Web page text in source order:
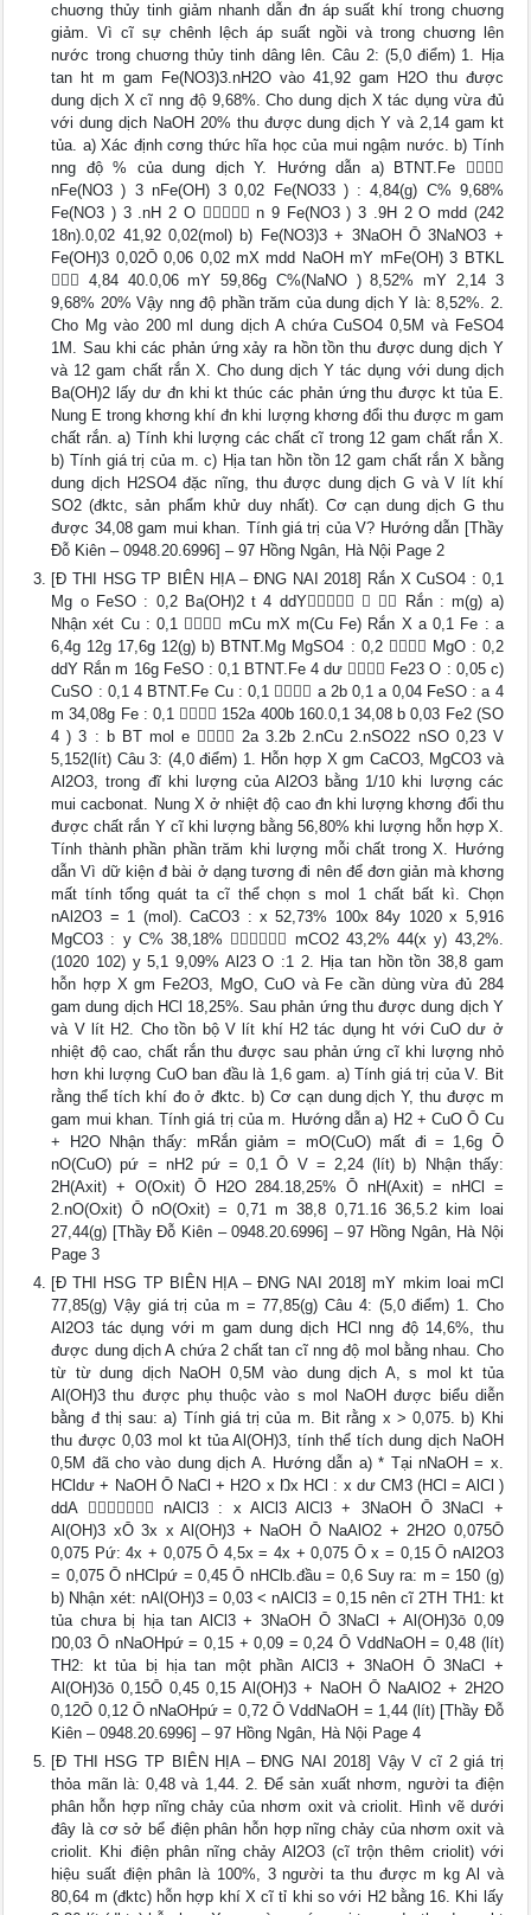
chuơng thủy tinh giảm nhanh dẫn đn áp suất khí trong chuơng
giảm. Vì cĩ sự chênh lệch áp suất ngồi và trong chuơng lên
nước trong chuơng thủy tinh dâng lên. Câu 2: (5,0 điểm) 1. Hịa
tan ht m gam Fe(NO3)3.nH2O vào 41,92 gam H2O thu được
dung dịch X cĩ nng độ 9,68%. Cho dung dịch X tác dụng vừa đủ
với dung dịch NaOH 20% thu được dung dịch Y và 2,14 gam kt
tủa. a) Xác định cơng thức hĩa học của mui ngậm nước. b) Tính
nng độ % của dung dịch Y. Hướng dẫn a) BTNT.Fe 
nFe(NO3 ) 3 nFe(OH) 3 0,02 Fe(NO33 ) : 4,84(g) C% 9,68%
Fe(NO3 ) 3 .nH 2 O  n 9 Fe(NO3 ) 3 .9H 2 O mdd (242
18n).0,02 41,92 0,02(mol) b) Fe(NO3)3 + 3NaOH Ō 3NaNO3 +
Fe(OH)3 0,02Ō 0,06 0,02 mX mdd NaOH mY mFe(OH) 3 BTKL
 4,84 40.0,06 mY 59,86g C%(NaNO ) 8,52% mY 2,14 3
9,68% 20% Vậy nng độ phần trăm của dung dịch Y là: 8,52%. 2.
Cho Mg vào 200 ml dung dịch A chứa CuSO4 0,5M và FeSO4
1M. Sau khi các phản ứng xảy ra hồn tồn thu được dung dịch Y
và 12 gam chất rắn X. Cho dung dịch Y tác dụng với dung dịch
Ba(OH)2 lấy dư đn khi kt thúc các phản ứng thu được kt tủa E.
Nung E trong khơng khí đn khi lượng khơng đổi thu được m gam
chất rắn. a) Tính khi lượng các chất cĩ trong 12 gam chất rắn X.
b) Tính giá trị của m. c) Hịa tan hồn tồn 12 gam chất rắn X bằng
dung dịch H2SO4 đặc nĩng, thu được dung dịch G và V lít khí
SO2 (đktc, sản phẩm khử duy nhất). Cơ cạn dung dịch G thu
được 34,08 gam mui khan. Tính giá trị của V? Hướng dẫn [Thầy
Đỗ Kiên – 0948.20.6996] – 97 Hồng Ngân, Hà Nội Page 2
[Đ THI HSG TP BIÊN HỊA – ĐNG NAI 2018] Rắn X CuSO4 : 0,1
Mg o FeSO : 0,2 Ba(OH)2 t 4 ddY   Rắn : m(g) a)
Nhận xét Cu : 0,1  mCu mX m(Cu Fe) Rắn X a 0,1 Fe : a
6,4g 12g 17,6g 12(g) b) BTNT.Mg MgSO4 : 0,2  MgO : 0,2
ddY Rắn m 16g FeSO : 0,1 BTNT.Fe 4 dư  Fe23 O : 0,05 c)
CuSO : 0,1 4 BTNT.Fe Cu : 0,1  a 2b 0,1 a 0,04 FeSO : a 4
m 34,08g Fe : 0,1  152a 400b 160.0,1 34,08 b 0,03 Fe2 (SO
4 ) 3 : b BT mol e  2a 3.2b 2.nCu 2.nSO22 nSO 0,23 V
5,152(lít) Câu 3: (4,0 điểm) 1. Hỗn hợp X gm CaCO3, MgCO3 và
Al2O3, trong đĩ khi lượng của Al2O3 bằng 1/10 khi lượng các
mui cacbonat. Nung X ở nhiệt độ cao đn khi lượng khơng đổi thu
được chất rắn Y cĩ khi lượng bằng 56,80% khi lượng hỗn hợp X.
Tính thành phần phần trăm khi lượng mỗi chất trong X. Hướng
dẫn Vì dữ kiện đ bài ở dạng tương đi nên để đơn giản mà khơng
mất tính tổng quát ta cĩ thể chọn s mol 1 chất bất kì. Chọn
nAl2O3 = 1 (mol). CaCO3 : x 52,73% 100x 84y 1020 x 5,916
MgCO3 : y C% 38,18%  mCO2 43,2% 44(x y) 43,2%.
(1020 102) y 5,1 9,09% Al23 O :1 2. Hịa tan hồn tồn 38,8 gam
hỗn hợp X gm Fe2O3, MgO, CuO và Fe cần dùng vừa đủ 284
gam dung dịch HCl 18,25%. Sau phản ứng thu được dung dịch Y
và V lít H2. Cho tồn bộ V lít khí H2 tác dụng ht với CuO dư ở
nhiệt độ cao, chất rắn thu được sau phản ứng cĩ khi lượng nhỏ
hơn khi lượng CuO ban đầu là 1,6 gam. a) Tính giá trị của V. Bit
rằng thể tích khí đo ở đktc. b) Cơ cạn dung dịch Y, thu được m
gam mui khan. Tính giá trị của m. Hướng dẫn a) H2 + CuO Ō Cu
+ H2O Nhận thấy: mRắn giảm = mO(CuO) mất đi = 1,6g Ō
nO(CuO) pứ = nH2 pứ = 0,1 Ō V = 2,24 (lít) b) Nhận thấy:
2H(Axit) + O(Oxit) Ō H2O 284.18,25% Ō nH(Axit) = nHCl =
2.nO(Oxit) Ō nO(Oxit) = 0,71 m 38,8 0,71.16 36,5.2 kim loai
27,44(g) [Thầy Đỗ Kiên – 0948.20.6996] – 97 Hồng Ngân, Hà Nội
Page 3
[Đ THI HSG TP BIÊN HỊA – ĐNG NAI 2018] mY mkim loai mCl
77,85(g) Vậy giá trị của m = 77,85(g) Câu 4: (5,0 điểm) 1. Cho
Al2O3 tác dụng với m gam dung dịch HCl nng độ 14,6%, thu
được dung dịch A chứa 2 chất tan cĩ nng độ mol bằng nhau. Cho
từ từ dung dịch NaOH 0,5M vào dung dịch A, s mol kt tủa
Al(OH)3 thu được phụ thuộc vào s mol NaOH được biểu diễn
bằng đ thị sau: a) Tính giá trị của m. Bit rằng x > 0,075. b) Khi
thu được 0,03 mol kt tủa Al(OH)3, tính thể tích dung dịch NaOH
0,5M đã cho vào dung dịch A. Hướng dẫn a) * Tại nNaOH = x.
HCldư + NaOH Ō NaCl + H2O x Ŋx HCl : x dư CM3 (HCl = AlCl )
ddA  nAlCl3 : x AlCl3 AlCl3 + 3NaOH Ō 3NaCl +
Al(OH)3 xŌ 3x x Al(OH)3 + NaOH Ō NaAlO2 + 2H2O 0,075Ō
0,075 Pứ: 4x + 0,075 Ō 4,5x = 4x + 0,075 Ō x = 0,15 Ō nAl2O3
= 0,075 Ō nHClpứ = 0,45 Ō nHClb.đầu = 0,6 Suy ra: m = 150 (g)
b) Nhận xét: nAl(OH)3 = 0,03 < nAlCl3 = 0,15 nên cĩ 2TH TH1: kt
tủa chưa bị hịa tan AlCl3 + 3NaOH Ō 3NaCl + Al(OH)3ō 0,09
Ŋ0,03 Ō nNaOHpứ = 0,15 + 0,09 = 0,24 Ō VddNaOH = 0,48 (lít)
TH2: kt tủa bị hịa tan một phần AlCl3 + 3NaOH Ō 3NaCl +
Al(OH)3ō 0,15Ō 0,45 0,15 Al(OH)3 + NaOH Ō NaAlO2 + 2H2O
0,12Ō 0,12 Ō nNaOHpứ = 0,72 Ō VddNaOH = 1,44 (lít) [Thầy Đỗ
Kiên – 0948.20.6996] – 97 Hồng Ngân, Hà Nội Page 4
[Đ THI HSG TP BIÊN HỊA – ĐNG NAI 2018] Vậy V cĩ 2 giá trị
thỏa mãn là: 0,48 và 1,44. 2. Để sản xuất nhơm, người ta điện
phân hỗn hợp nĩng chảy của nhơm oxit và criolit. Hình vẽ dưới
đây là cơ sở bể điện phân hỗn hợp nĩng chảy của nhơm oxit và
criolit. Khi điện phân nĩng chảy Al2O3 (cĩ trộn thêm criolit) với
hiệu suất điện phân là 100%, 3 người ta thu được m kg Al và
80,64 m (đktc) hỗn hợp khí X cĩ tỉ khi so với H2 bằng 16. Khi lấy